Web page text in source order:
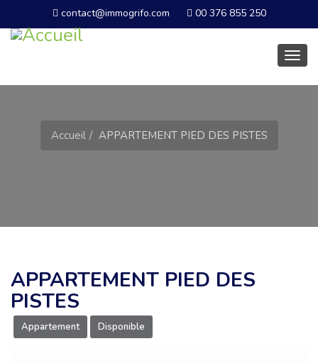
contact@immogrifo.com 00 376 855 250
Accueil APPARTEMENT PIED DES PISTES
APPARTEMENT PIED DES
PISTES
Appartement Disponible